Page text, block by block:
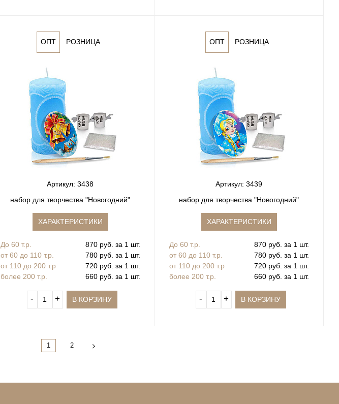
ОПТ РОЗНИЦА
Артикул: 3438
набор для творчества "Новогодний"
ХАРАКТЕРИСТИКИ
До 60 т.р.
870 руб. за 1 шт.
от 60 до 110 т.р.
780 руб. за 1 шт.
от 110 до 200 т.р
720 руб. за 1 шт.
более 200 т.р.
660 руб. за 1 шт.
‐ + В КОРЗИНУ
ОПТ РОЗНИЦА
Артикул: 3439
набор для творчества "Новогодний"
ХАРАКТЕРИСТИКИ
До 60 т.р.
870 руб. за 1 шт.
от 60 до 110 т.р.
780 руб. за 1 шт.
от 110 до 200 т.р
720 руб. за 1 шт.
более 200 т.р.
660 руб. за 1 шт.
‐ + В КОРЗИНУ
1 2